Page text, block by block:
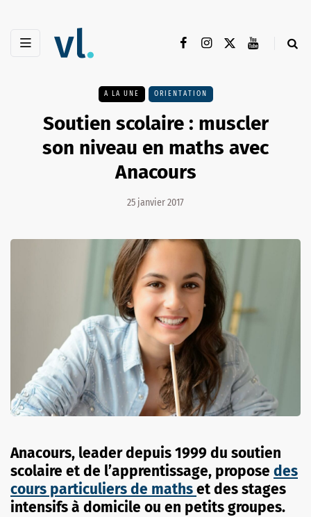
A LA UNE ORIENTATION
Soutien scolaire : muscler
son niveau en maths avec
Anacours
25 janvier 2017
Anacours, leader depuis 1999 du soutien
scolaire et de l’apprentissage, propose des
cours particuliers de mathset des stages
intensifs à domicile ou en petits groupes.